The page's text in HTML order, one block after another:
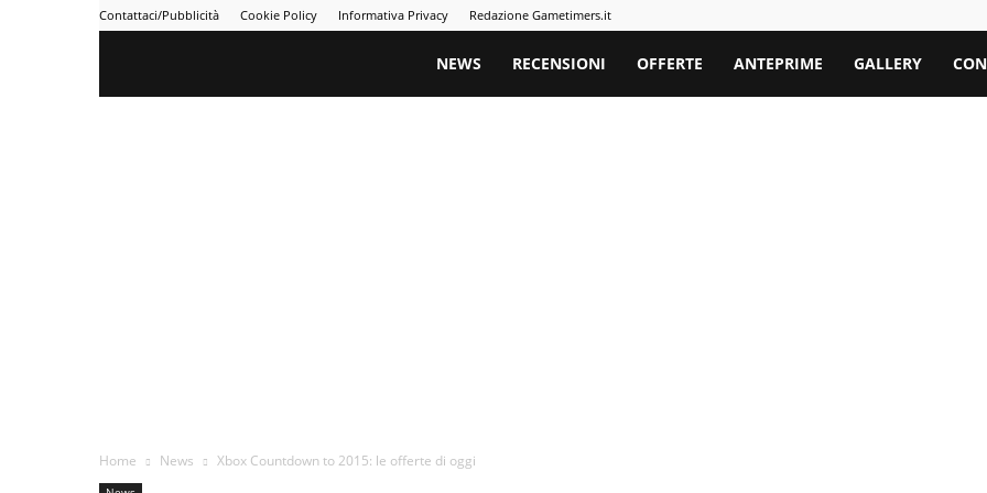
Contattaci/Pubblicità Cookie Policy Informativa Privacy Redazione Gametimers.it
Gametimers
NEWS RECENSIONI OFFERTE ANTEPRIME GALLERY
Home News Xbox Countdown to 2015: le offerte di oggi